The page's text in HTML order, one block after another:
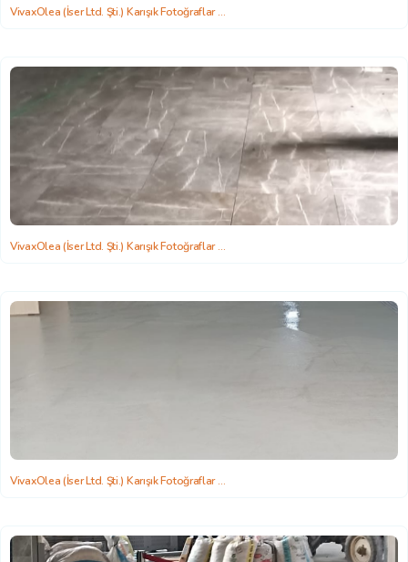
VivaxOlea (İser Ltd. Şti.) Karışık Fotoğraflar
VivaxOlea (İser Ltd. Şti.) Karışık Fotoğraflar
VivaxOlea (İser Ltd. Şti.) Karışık Fotoğraflar